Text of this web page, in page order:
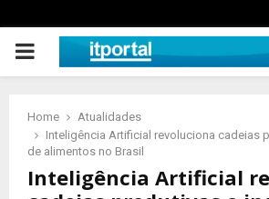
PRIMARY
Home
Atualidades
Inteligência Artificial revoluciona cadeias
de alimentos no Brasil
Inteligência Artificial